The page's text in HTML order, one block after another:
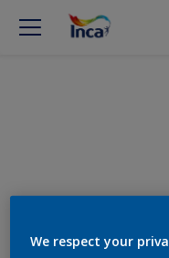
We respect your